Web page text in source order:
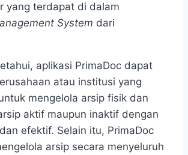
yang terdapat di dalam
System dari
aplikasi PrimaDoc dapat
atau institusi yang
mengelola arsip fisik dan
aktif maupun inaktif dengan
efektif. Selain itu, PrimaDoc
arsip secara menyeluruh